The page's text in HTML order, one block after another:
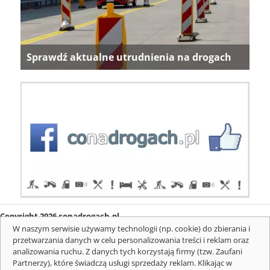
Sprawdź aktualne utrudnienia na drogach
Copyright 2026 conadrogach.pl
O firmie
Redakcja Regulamin
Informacje o cookies
Mapa serwisu
Komunikaty
W naszym serwisie używamy technologii (np. cookie) do zbierania i
przetwarzania danych w celu personalizowania treści i reklam oraz
analizowania ruchu. Z danych tych korzystają firmy (tzw. Zaufani
Partnerzy), które świadczą usługi sprzedaży reklam. Klikając w